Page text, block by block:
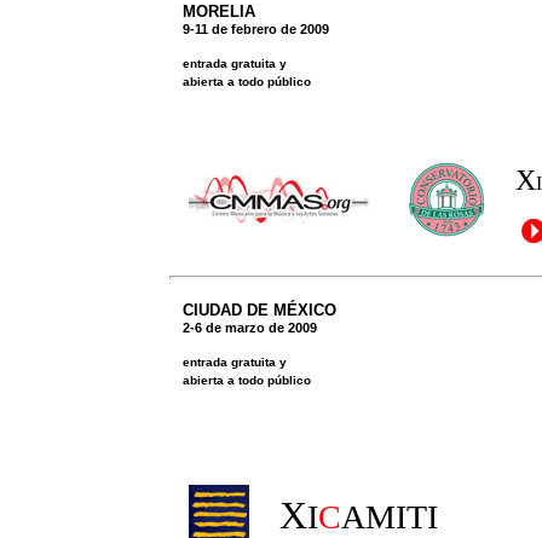
MORELIA
9-11 de febrero de 2009
entrada gratuita y
abierta a todo público
XI
CIUDAD DE MÉXICO
2-6 de marzo de 2009
entrada gratuita y
abierta a todo público
XICAMITI